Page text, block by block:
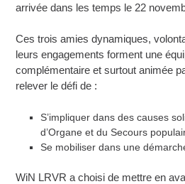
arrivée dans les temps le 22
Ces trois amies dynamiques,
leurs engagements forment une
complémentaire et surtout animée
relever le défi de :
S’impliquer dans des causes
d’Organe et du Secours
Se mobiliser dans une
WiN LRVR a choisi de mettre en